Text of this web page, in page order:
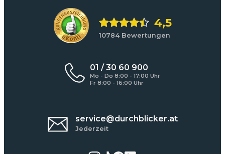
4,5
10784 Bewertungen
01 / 30 60 900
Mo - Do 8:00 - 17:00 Uhr
Fr 8:00 - 16:00 Uhr
service@durchblicker.at
Jederzeit